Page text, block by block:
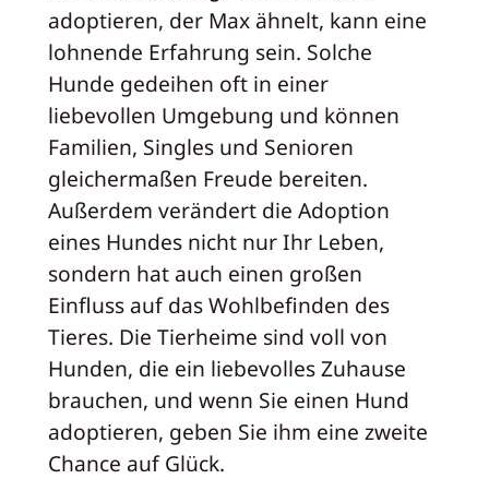
adoptieren, der Max ähnelt, kann eine
lohnende Erfahrung sein. Solche
Hunde gedeihen oft in einer
liebevollen Umgebung und können
Familien, Singles und Senioren
gleichermaßen Freude bereiten.
Außerdem verändert die Adoption
eines Hundes nicht nur Ihr Leben,
sondern hat auch einen großen
Einfluss auf das Wohlbefinden des
Tieres. Die Tierheime sind voll von
Hunden, die ein liebevolles Zuhause
brauchen, und wenn Sie einen Hund
adoptieren, geben Sie ihm eine zweite
Chance auf Glück.